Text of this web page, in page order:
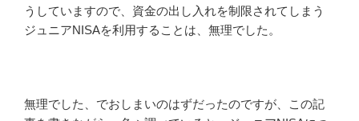
うしていますので、資金の出し入れを制限されてしまう
ジュニアNISAを利用することは、無理でした。
無理でした、でおしまいのはずだったのですが、この記